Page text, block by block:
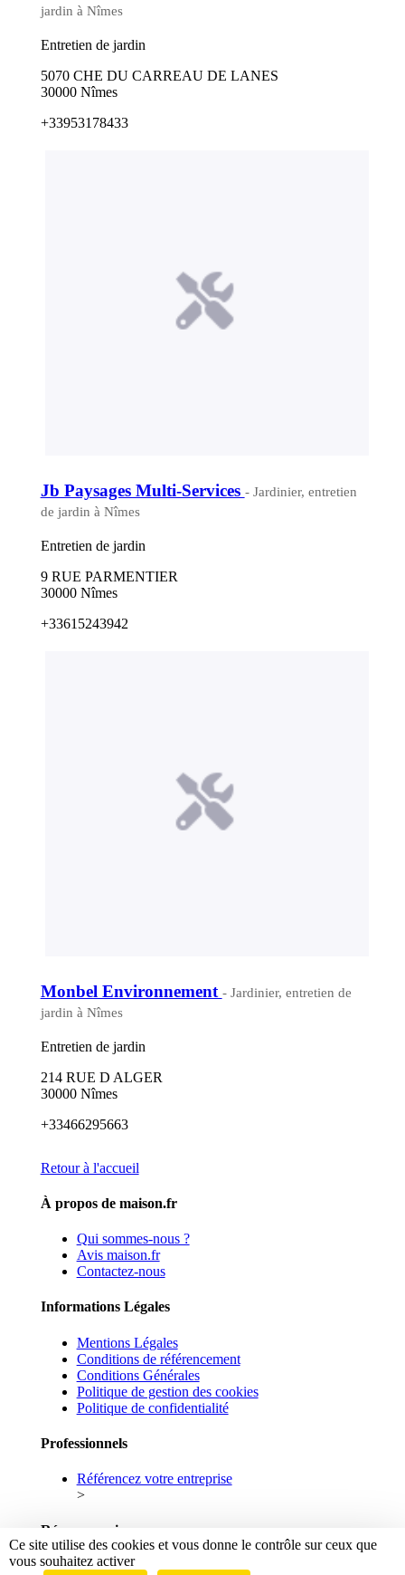
jardin à Nîmes
Entretien de jardin
5070 CHE DU CARREAU DE LANES
30000 Nîmes
+33953178433
Jb Paysages Multi-Services - Jardinier, entretien
de jardin à Nîmes
Entretien de jardin
9 RUE PARMENTIER
30000 Nîmes
+33615243942
Monbel Environnement - Jardinier, entretien de
jardin à Nîmes
Entretien de jardin
214 RUE D ALGER
30000 Nîmes
+33466295663
Retour à l'accueil
À propos de maison.fr
Qui sommes-nous ?
Avis maison.fr
Contactez-nous
Informations Légales
Mentions Légales
Conditions de référencement
Conditions Générales
Politique de gestion des cookies
Politique de confidentialité
Professionnels
Référencez votre entreprise
>
Réseaux sociaux
Facebook
Ce site utilise des cookies et vous donne le contrôle sur ceux que
vous souhaitez activer